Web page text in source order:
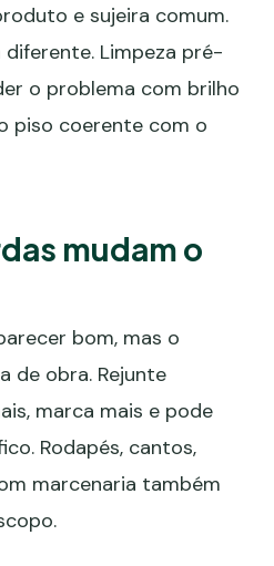
e sujeira comum.
Limpeza pré-
o problema com brilho
piso coerente com o
mudam o
bom, mas o
de obra. Rejunte
marca mais e pode
Rodapés, cantos,
marcenaria também